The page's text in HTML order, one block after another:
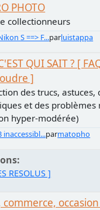
PHOTO
collectionneurs
S ==> F...parluistappa
QUI SAIT ? [
]
des trucs, astuces,
et des problèmes
hyper-modérée)
inaccessibl...parmatopho
RESOLUS ]
commerce, occasion